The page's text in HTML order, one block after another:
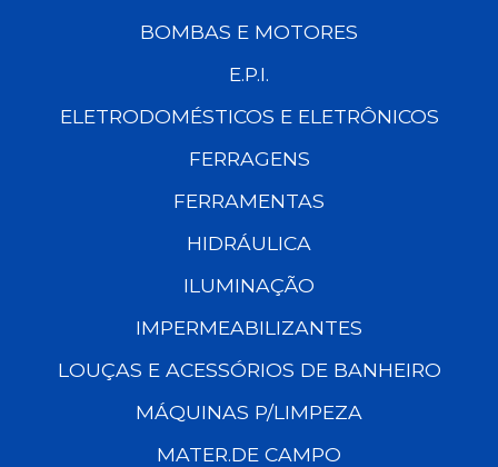
BOMBAS E MOTORES
E.P.I.
ELETRODOMÉSTICOS E ELETRÔNICOS
FERRAGENS
FERRAMENTAS
HIDRÁULICA
ILUMINAÇÃO
IMPERMEABILIZANTES
LOUÇAS E ACESSÓRIOS DE BANHEIRO
MÁQUINAS P/LIMPEZA
MATER.DE CAMPO